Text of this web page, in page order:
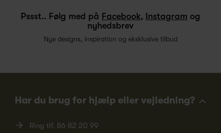
Pssst.. Følg med på Facebook, Instagram og
nyhedsbrev
Nye designs, inspiration og eksklusive tilbud
Har du brug for hjælp eller vejledning?
Ring tlf. 86 82 20 99